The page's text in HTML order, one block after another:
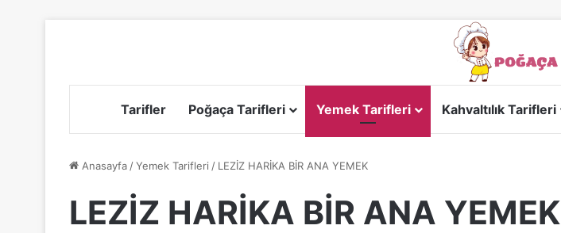
Tarifler Poğaça Tarifleri Yemek Tarifleri Kahvaltılık Tarifleri
Anasayfa /Yemek Tarifleri / LEZİZ HARİKA BİR ANA YEMEK
LEZİZ HARİKA BİR ANA YEMEK